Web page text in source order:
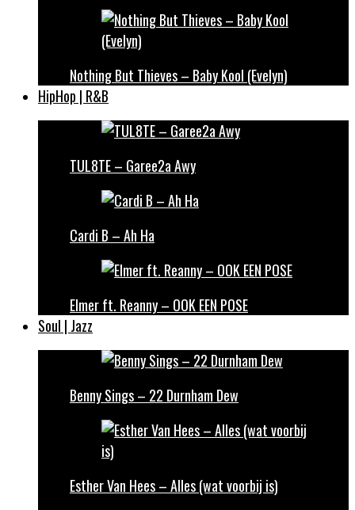
Nothing But Thieves – Baby Kool (Evelyn)
HipHop | R&B
TUL8TE – Garee2a Awy
Cardi B – Ah Ha
Elmer ft. Reanny – OOK EEN POSE
Soul | Jazz
Benny Sings – 22 Durnham Dew
Esther Van Hees – Alles (wat voorbij is)